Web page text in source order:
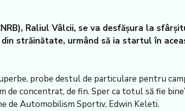
Raliul Vâlcii, se va desfăşura la
străinătate, urmând să ia startul în
probe destul de particulare pentru
concentrat, de fin. Sper ca totul să fie
de Automobilism Sportiv, Edwin Keleti.